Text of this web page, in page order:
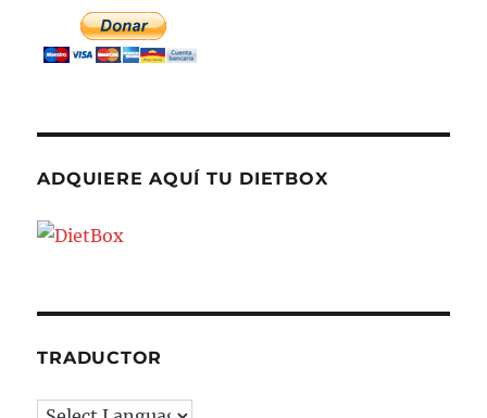
ADQUIERE AQUÍ TU DIETBOX
TRADUCTOR